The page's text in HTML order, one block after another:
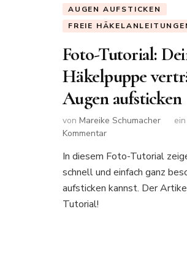
AUGEN AUFSTICKEN
FREIE
Foto-Tutorial:
Häkelpuppe
Augen aufsticken
von Mareike Schumacher ein
Kommentarzu
Tutorial:
Deiner
Häkelpuppe
In diesem Foto-Tutorial
schnell und einfach ganz
aufsticken kannst. Der
Tutorial!